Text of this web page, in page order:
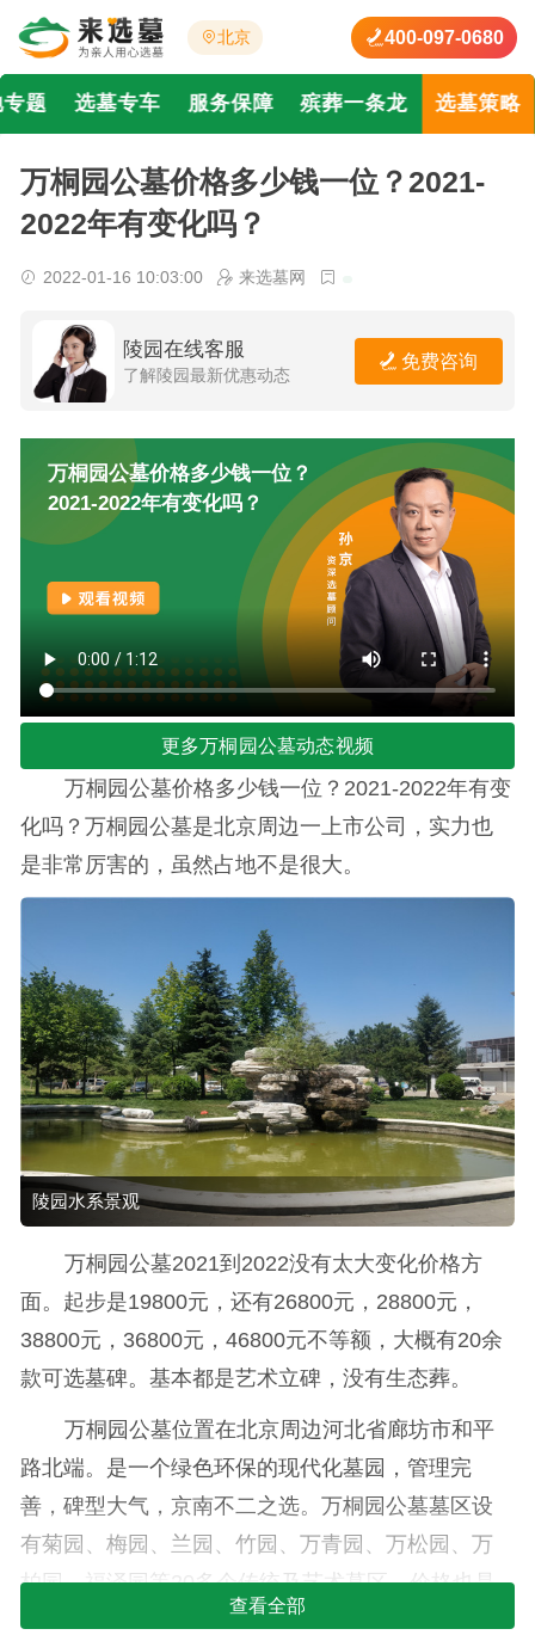
北京 400-097-0680
题 选墓专车 服务保障 殡葬一条龙 选墓策略
万桐园公墓价格多少钱一位？2021-
2022年有变化吗？
2022-01-16 10:03:00 来选墓网
陵园在线客服
了解陵园最新优惠动态
免费咨询
更多万桐园公墓动态视频
万桐园公墓价格多少钱一位？2021-2022年有变
化吗？万桐园公墓是北京周边一上市公司，实力也
是非常厉害的，虽然占地不是很大。
陵园水系景观
万桐园公墓2021到2022没有太大变化价格方
面。起步是19800元，还有26800元，28800元，
38800元，36800元，46800元不等额，大概有20余
款可选墓碑。基本都是艺术立碑，没有生态葬。
万桐园公墓位置在北京周边河北省廊坊市和平
路北端。是一个绿色环保的现代化墓园，管理完
善，碑型大气，京南不二之选。万桐园公墓墓区设
有菊园、梅园、兰园、竹园、万青园、万松园、万
柏园、福泽园等20多个传统及艺术墓区。价格也是
从低到高各个价位都有，可以满足多元客户需求。
查看全部